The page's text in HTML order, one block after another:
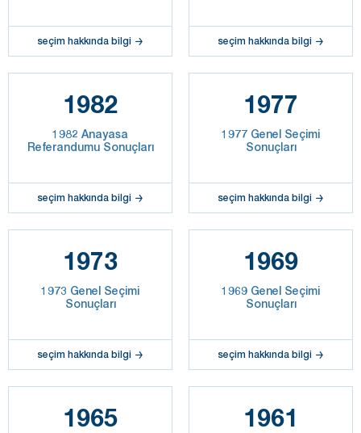
seçim hakkında bilgi seçim hakkında bilgi
1982
1982 Anayasa
Referandumu Sonuçları
seçim hakkında bilgi
1977
1977 Genel Seçimi
Sonuçları
seçim hakkında bilgi
1973
1973 Genel Seçimi
Sonuçları
seçim hakkında bilgi
1969
1969 Genel Seçimi
Sonuçları
seçim hakkında bilgi
1965 1961